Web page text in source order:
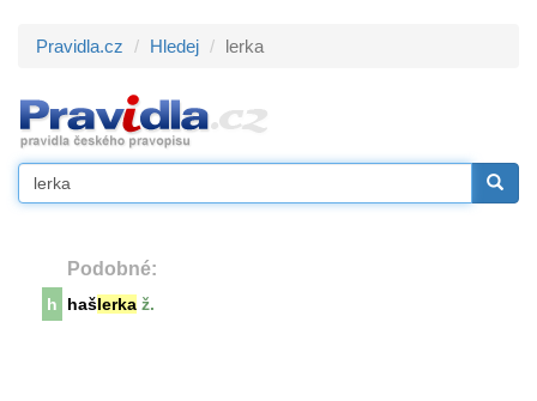
Pravidla.cz Hledej lerka
Podobné:
h hašlerka ž.